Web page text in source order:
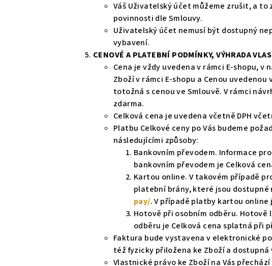
Váš Uživatelský účet můžeme zrušit, a
povinnosti dle Smlouvy.
Uživatelský účet nemusí být dostupný
vybavení.
CENOVÉ A PLATEBNÍ PODMÍNKY, VÝHRADA
Cena je vždy uvedena v rámci E-shopu, v
Zboží v rámci E-shopu a Cenou
totožná s cenou ve Smlouvě. V rámci
zdarma.
Celková cena je uvedena včetně DPH
Platbu Celkové ceny po Vás budeme
následujícími způsoby:
Bankovním převodem. Informace
bankovním převodem je Celková
Kartou online. V takovém případě
platební brány, které jsou dostupné
pay/. V případě platby kartou online
Hotově při osobním odběru.
odběru je Celková cena splatná při
Faktura bude vystavena v elektronické
též fyzicky přiložena ke Zboží a dostupná
Vlastnické právo ke Zboží na Vás